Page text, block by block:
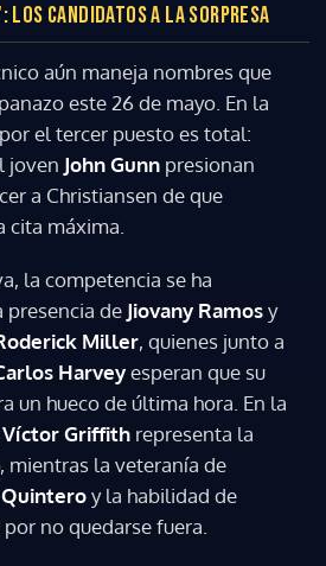
LOS CANDIDATOS A LA SORPRESA
aún maneja nombres que
este 26 de mayo. En la
el tercer puesto es total:
joven John Gunn presionan
a Christiansen de que
cita máxima.
la competencia se ha
presencia de Jiovany Ramosy
Miller, quienes junto a
Harveyesperan que su
un hueco de última hora. En la
Víctor Griffith representa la
mientras la veteranía de
y la habilidad de
no quedarse fuera.